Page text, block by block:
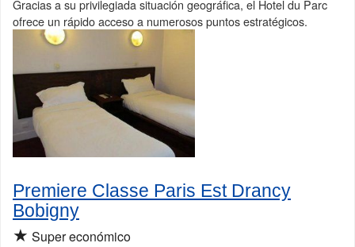
Gracias a su privilegiada situación geográfica, el Hotel du Parc
ofrece un rápido acceso a numerosos puntos estratégicos.
Premiere Classe Paris Est Drancy
Bobigny
★ Super económico